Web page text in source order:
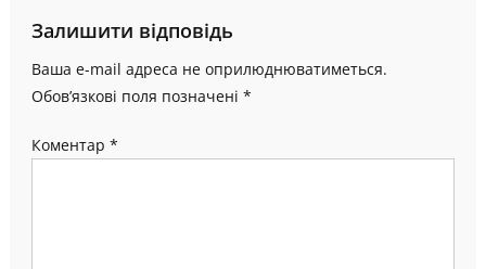
Залишити відповідь
Ваша e-mail адреса не оприлюднюватиметься.
Обов’язкові поля позначені *
Коментар *